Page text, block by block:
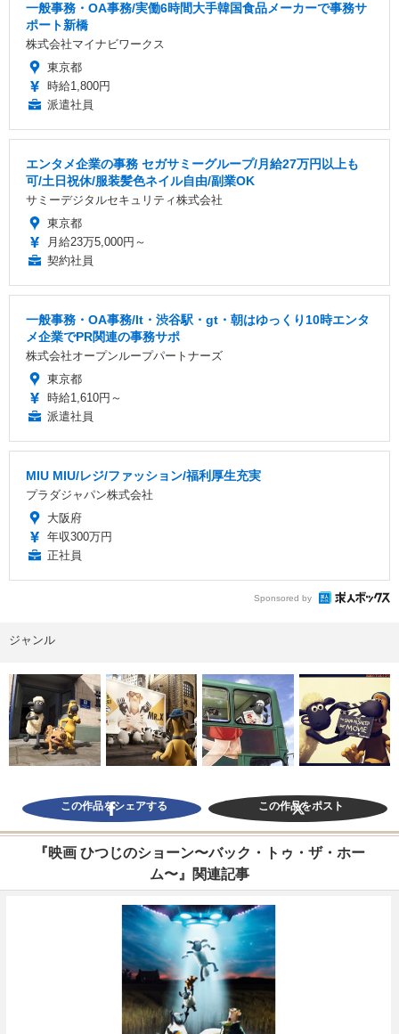
一般事務・OA事務/実働6時間大手韓国食品メーカーで事務サ
ポート新橋
株式会社マイナビワークス
東京都
時給1,800円
派遣社員
エンタメ企業の事務 セガサミーグループ/月給27万円以上も
可/土日祝休/服装髪色ネイル自由/副業OK
サミーデジタルセキュリティ株式会社
東京都
月給23万5,000円～
契約社員
一般事務・OA事務/lt・渋谷駅・gt・朝はゆっくり10時エンタ
メ企業でPR関連の事務サポ
株式会社オープンループパートナーズ
東京都
時給1,610円～
派遣社員
MIU MIU/レジ/ファッション/福利厚生充実
プラダジャパン株式会社
大阪府
年収300万円
正社員
Sponsored by
ジャンル
この作品をシェアする この作品をポスト
『映画 ひつじのショーン〜バック・トゥ・ザ・ホー
ム〜』関連記事